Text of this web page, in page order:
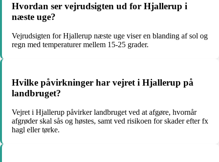
Hvordan ser vejrudsigten ud for Hjallerup i
næste uge?
Vejrudsigten for Hjallerup næste uge viser en blanding af sol og
regn med temperaturer mellem 15-25 grader.
Hvilke påvirkninger har vejret i Hjallerup på
landbruget?
Vejret i Hjallerup påvirker landbruget ved at afgøre, hvornår
afgrøder skal sås og høstes, samt ved risikoen for skader efter fx
hagl eller tørke.